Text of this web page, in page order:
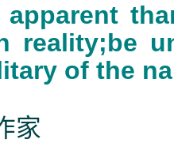
apparent
reality;be
of the
家